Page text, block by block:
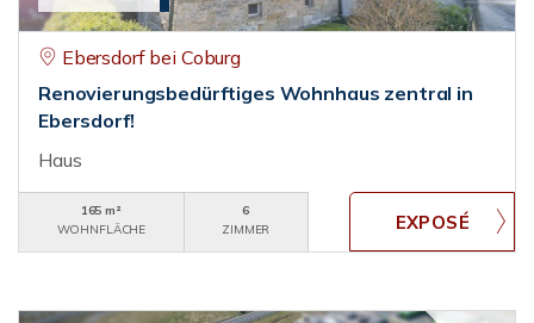
Ebersdorf bei Coburg
Renovierungsbedürftiges Wohnhaus zentral in
Ebersdorf!
Haus
165 m²
WOHNFLÄCHE
6
ZIMMER